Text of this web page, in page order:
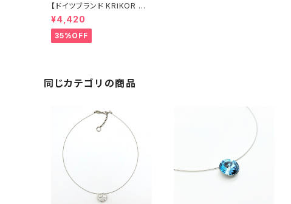
【ドイツブランド KRiKOR ネ
ックレス - パール 】パール &
クリスタル ビジュー モード 華
やか おしゃれ きらきら ギフト
ヨーロッパ 海外 インポート
¥4,420
35%OFF
同じカテゴリの商品